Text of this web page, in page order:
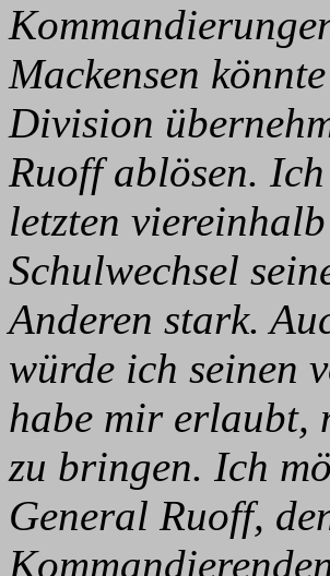
Mackensen
Division
Ruoff ablösen.
letzten
Schulwechsel
Anderen stark.
würde ich seinen
habe mir erlaubt,
zu bringen. Ich
General Ruoff,